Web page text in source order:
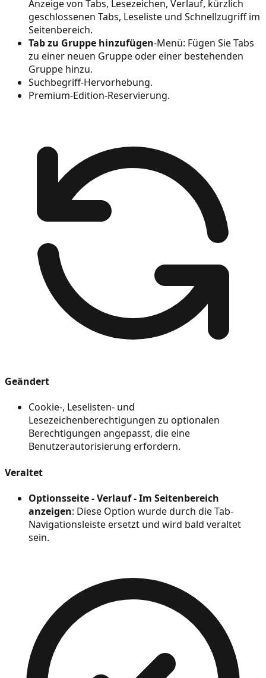
Anzeige von Tabs, Lesezeichen, Verlauf, kürzlich
geschlossenen Tabs, Leseliste und Schnellzugriff im
Seitenbereich.
Tab zu Gruppe hinzufügen-Menü: Fügen Sie Tabs
zu einer neuen Gruppe oder einer bestehenden
Gruppe hinzu.
Suchbegriff-Hervorhebung.
Premium-Edition-Reservierung.
Geändert
Cookie-, Leselisten- und
Lesezeichenberechtigungen zu optionalen
Berechtigungen angepasst, die eine
Benutzerautorisierung erfordern.
Veraltet
Optionsseite - Verlauf - Im Seitenbereich
anzeigen: Diese Option wurde durch die Tab-
Navigationsleiste ersetzt und wird bald veraltet
sein.